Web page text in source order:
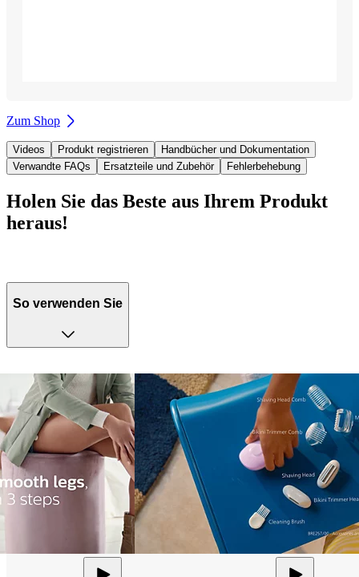
Zum Shop
Videos Produkt registrieren
Handbücher und Dokumentation
Verwandte FAQs
Ersatzteile und Zubehör Fehlerbehebung
Holen Sie das Beste aus Ihrem Produkt
heraus!
So verwenden Sie